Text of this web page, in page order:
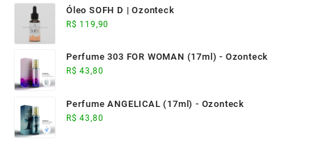
Óleo SOFH D | Ozonteck
R$ 119,90
Perfume 303 FOR WOMAN (17ml) - Ozonteck
R$ 43,80
Perfume ANGELICAL (17ml) - Ozonteck
R$ 43,80